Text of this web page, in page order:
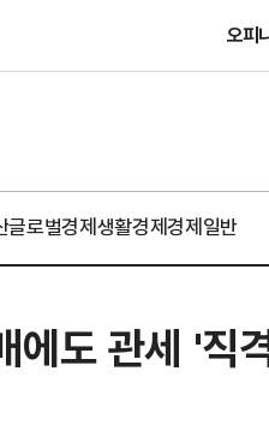
오피
글로벌경제생활경제경제일반
에도 관세 '